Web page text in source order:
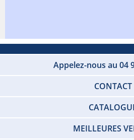
Appelez-nous au 04
CONTACT
MEILLEURES